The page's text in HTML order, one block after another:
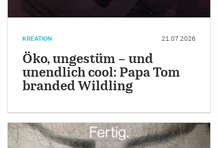
KREATION 21.07.2026
Öko, ungestüm – und
unendlich cool: Papa Tom
branded Wildling